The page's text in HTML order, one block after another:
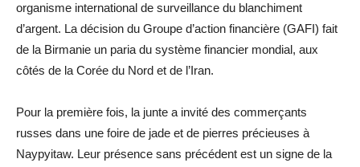
organisme international de surveillance du blanchiment
d’argent. La décision du Groupe d’action financière (GAFI) fait
de la Birmanie un paria du système financier mondial, aux
côtés de la Corée du Nord et de l’Iran.
Pour la première fois, la junte a invité des commerçants
russes dans une foire de jade et de pierres précieuses à
Naypyitaw. Leur présence sans précédent est un signe de la